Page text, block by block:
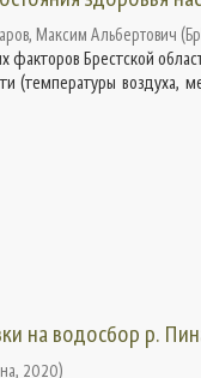
Максим Альбертович (
факторов Брестской
(температуры воздуха,
на водосбор р.
, 2020)